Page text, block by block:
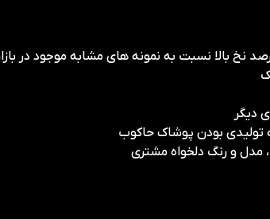
نخ بالا نسبت به نمونه های مشابه موجود در
دیگر
تولیدی بودن پوشاک حاکوب
مدل و رنگ دلخواه مشتری